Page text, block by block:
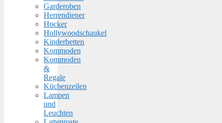
Garderoben
Herrendiener
Hocker
Hollywoodschaukel
Kinderbetten
Kommoden
Kommoden
&
Regale
Küchenzeilen
Lampen
und
Leuchten